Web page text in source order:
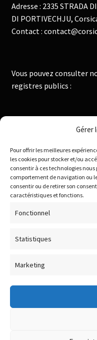
Gérer
Pour offrir les meilleures
les cookies pour stocker et/ou
consentir à ces technologies
comportement de navigation ou
consentir ou de retirer son
caractéristiques et fonctions.
Fonctionnel
Statistiques
Marketing
Adresse : 2335 STRADA
DI PORTIVECHJU,
Contact :
Vous pouvez consulter
registres publics :
Institut National de la
Infogreffe : https://
Politique de
Paiement sécurisé
© Boutique Corsica TiC
Politique de